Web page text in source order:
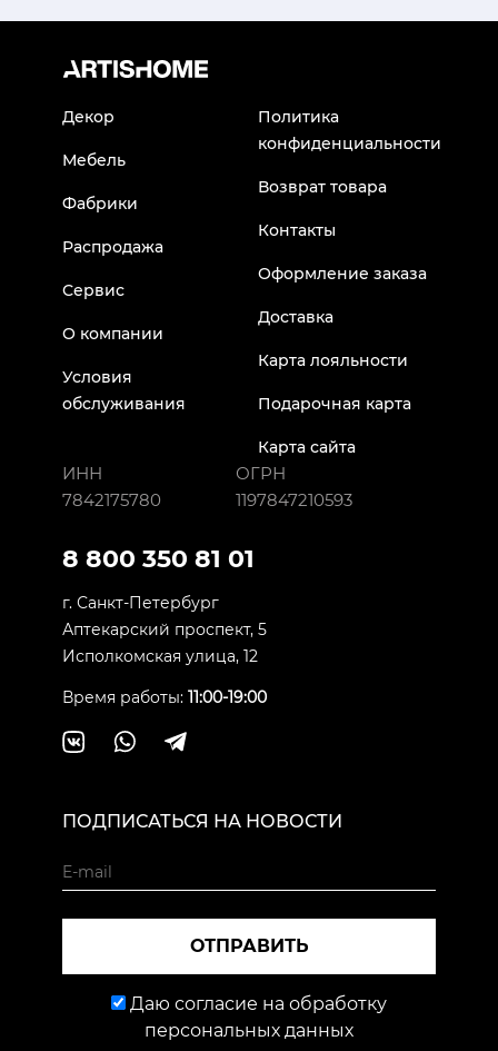
Декор
Мебель
Фабрики
Распродажа
Сервис
О компании
Условия
обслуживания
Политика
конфиденциальности
Возврат товара
Контакты
Оформление заказа
Доставка
Карта лояльности
Подарочная карта
Карта сайта
ИНН
7842175780
ОГРН
1197847210593
8 800 350 81 01
г. Санкт-Петербург
Аптекарский проспект, 5
Исполкомская улица, 12
Время работы: 11:00-19:00
ПОДПИСАТЬСЯ НА НОВОСТИ
ОТПРАВИТЬ
Даю согласие на обработку
персональных данных